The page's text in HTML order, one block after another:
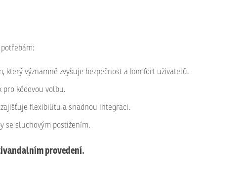
významně zvyšuje bezpečnost a komfort uživatelů.
kódovou volbu.
flexibilitu a snadnou integraci.
se sluchovým postižením.
provedení.